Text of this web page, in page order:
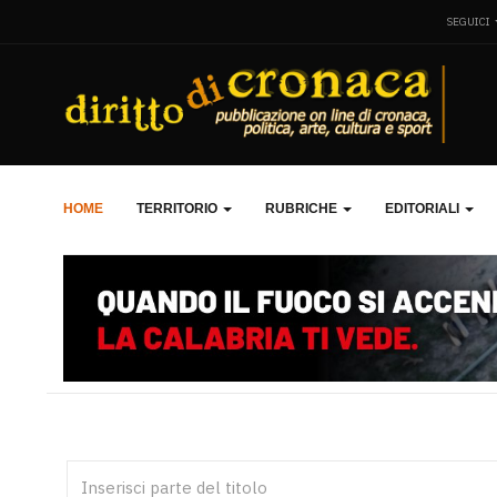
SEGUICI
HOME TERRITORIO RUBRICHE EDITORIALI